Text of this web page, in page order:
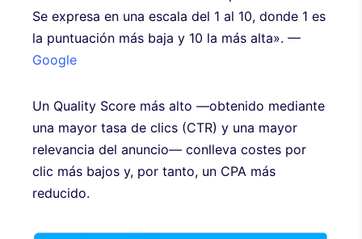
Se expresa en una escala del 1 al 10, donde 1 es
la puntuación más baja y 10 la más alta». —
Google
Un Quality Score más alto —obtenido mediante
una mayor tasa de clics (CTR) y una mayor
relevancia del anuncio— conlleva costes por
clic más bajos y, por tanto, un CPA más
reducido.